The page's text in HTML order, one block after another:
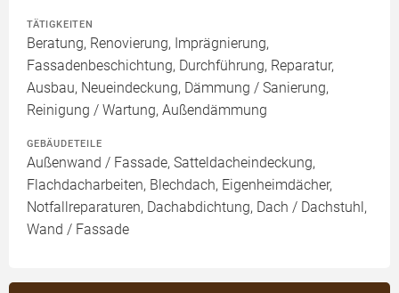
TÄTIGKEITEN
Beratung, Renovierung, Imprägnierung,
Fassadenbeschichtung, Durchführung, Reparatur,
Ausbau, Neueindeckung, Dämmung / Sanierung,
Reinigung / Wartung, Außendämmung
GEBÄUDETEILE
Außenwand / Fassade, Satteldacheindeckung,
Flachdacharbeiten, Blechdach, Eigenheimdächer,
Notfallreparaturen, Dachabdichtung, Dach / Dachstuhl,
Wand / Fassade